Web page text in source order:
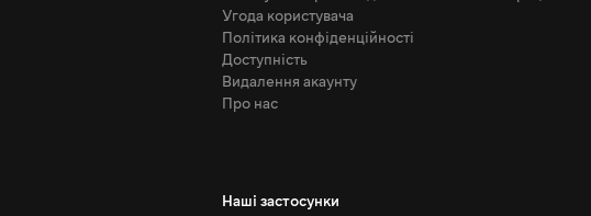
Угода користувача
Політика конфіденційності
Доступність
Видалення акаунту
Про нас
Наші застосунки